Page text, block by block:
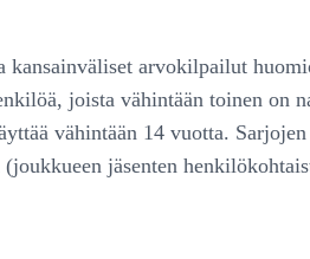
kansainväliset arvokilpailut
joista vähintään toinen on
vähintään 14 vuotta.
jäsenten